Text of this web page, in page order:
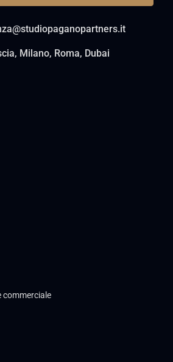
commerciale
Milano, Roma, Dubai